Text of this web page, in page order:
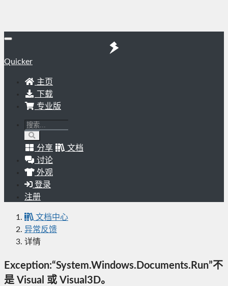
Quicker
主页
下载
专业版
分享
文档
讨论
外观
登录
注册
文档中心
异常反馈
详情
Exception:“System.Windows.Documents.Run”不
是 Visual 或 Visual3D。